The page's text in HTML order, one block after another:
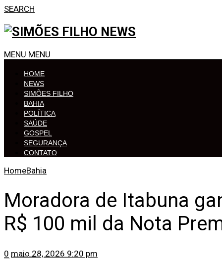
SEARCH
MENU MENU
HOME
NEWS
SIMÕES FILHO
BAHIA
POLÍTICA
SAÚDE
GOSPEL
SEGURANÇA
CONTATO
HomeBahia
Moradora de Itabuna
R$ 100 mil da Nota
0 maio 28, 2026 9:20 pm